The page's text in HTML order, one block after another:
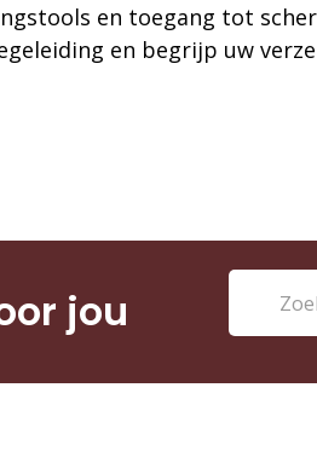
en toegang tot
en begrijp uw
jou